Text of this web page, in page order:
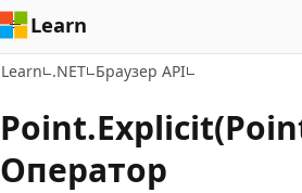
Learn
Learn .NET Браузер API
Point.
Оператор